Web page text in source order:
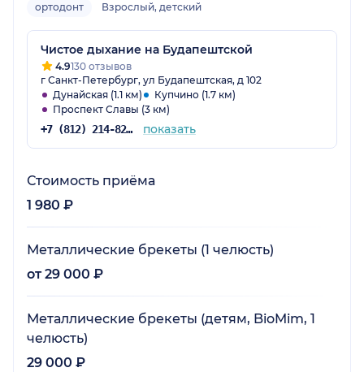
ортодонт Взрослый, детский
Чистое дыхание на Будапештской
4.9130 отзывов
г Санкт-Петербург, ул Будапештская, д 102
Дунайская (1.1 км)
Купчино (1.7 км)
Проспект Славы (3 км)
+7 (812) 214-82-78 показать
Стоимость приёма
1 980 ₽
Металлические брекеты (1 челюсть)
от 29 000 ₽
Металлические брекеты (детям, BioMim, 1
челюсть)
29 000 ₽